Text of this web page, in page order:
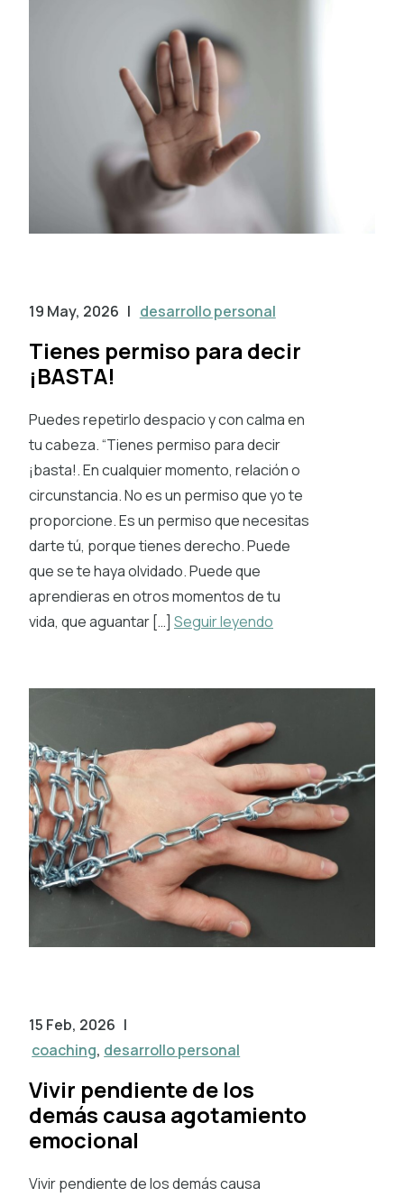
19 May, 2026 | desarrollo personal
Tienes permiso para decir
¡BASTA!
Puedes repetirlo despacio y con calma en
tu cabeza. “Tienes permiso para decir
¡basta!. En cualquier momento, relación o
circunstancia. No es un permiso que yo te
proporcione. Es un permiso que necesitas
darte tú, porque tienes derecho. Puede
que se te haya olvidado. Puede que
aprendieras en otros momentos de tu
vida, que aguantar […] Seguir leyendo
15 Feb, 2026 |
coaching, desarrollo personal
Vivir pendiente de los
demás causa agotamiento
emocional
Vivir pendiente de los demás causa